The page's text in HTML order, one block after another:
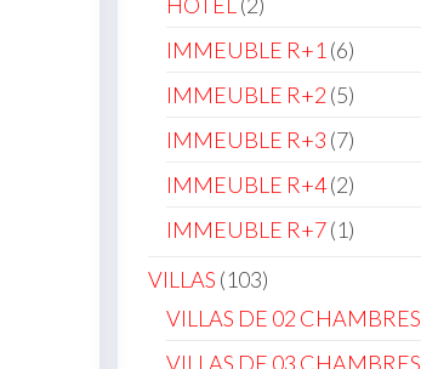
products
IMMEUBLE R+1 66
products
IMMEUBLE R+2 55
products
IMMEUBLE R+3 77
products
IMMEUBLE R+4 22
products
IMMEUBLE R+7 11
VILLAS 103103
products
VILLAS DE 02 CHAMBRES
VILLAS DE 03 CHAMBRES